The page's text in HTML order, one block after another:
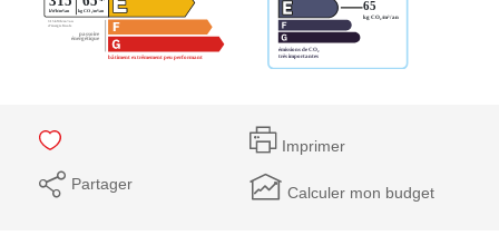
Imprimer
Partager Calculer mon budget